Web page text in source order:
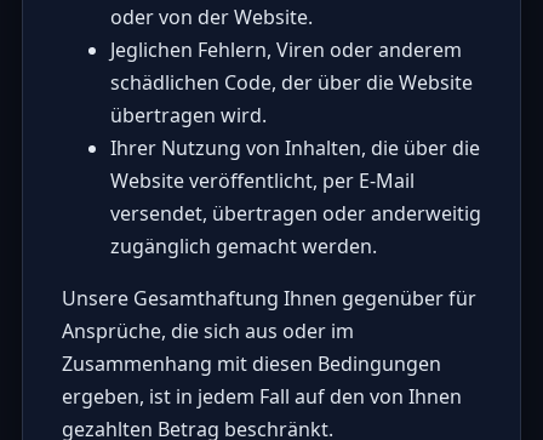
oder von der Website.
Jeglichen Fehlern, Viren oder anderem
schädlichen Code, der über die Website
übertragen wird.
Ihrer Nutzung von Inhalten, die über die
Website veröffentlicht, per E-Mail
versendet, übertragen oder anderweitig
zugänglich gemacht werden.
Unsere Gesamthaftung Ihnen gegenüber für
Ansprüche, die sich aus oder im
Zusammenhang mit diesen Bedingungen
ergeben, ist in jedem Fall auf den von Ihnen
gezahlten Betrag beschränkt.